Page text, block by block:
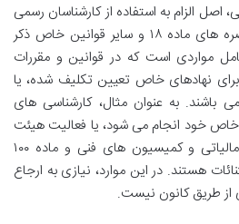
اصل الزام به استفاده از کارشناسان رسمی
نیز استثنائاتی دارد که در تبصره های ماده ۱۸ و سایر قوانین خاص ذکر
مواردی است که در قوانین و مقررات
نهادهای خاص تعیین تکلیف شده، یا
باشند. به عنوان مثال، کارشناسی های
خود انجام می شود، یا فعالیت هیئت
های تخصصی سازمان امور مالیاتی و کمیسیون های فنی و ماده ۱۰۰
هستند. در این موارد، نیازی به ارجاع
از طریق کانون نیست.